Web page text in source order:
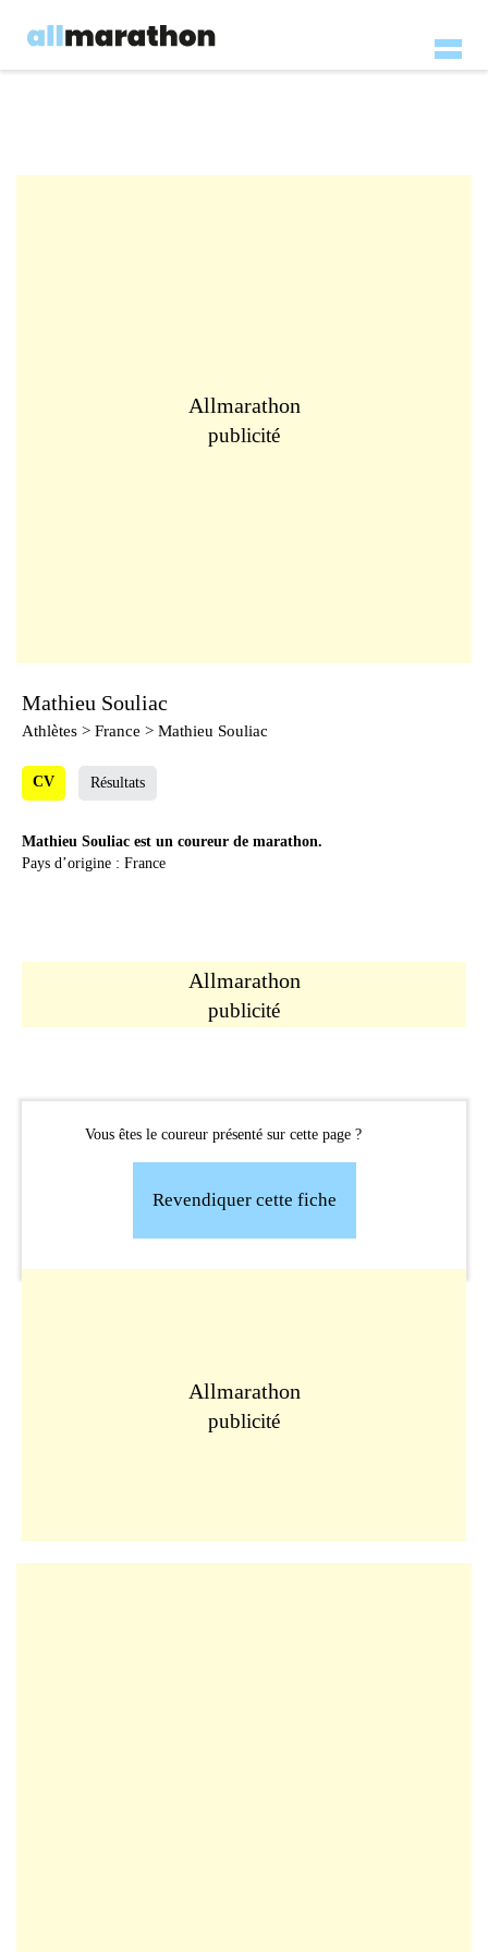
Allmarathon
publicité
Mathieu Souliac
Athlètes > France > Mathieu Souliac
CV Résultats
Mathieu Souliac est un coureur de marathon.
Pays d’origine : France
Allmarathon
publicité
Vous êtes le coureur présenté sur cette page ?
Revendiquer cette fiche
Allmarathon
publicité